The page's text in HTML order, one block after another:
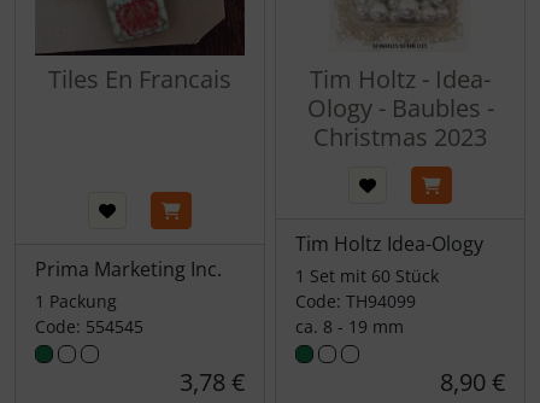
Tiles En Francais
Prima Marketing Inc.
1 Packung
Code: 554545
3,78 €
Tim Holtz - Idea-
Ology - Baubles -
Christmas 2023
Tim Holtz Idea-Ology
1 Set mit 60 Stück
Code: TH94099
ca. 8 - 19 mm
8,90 €